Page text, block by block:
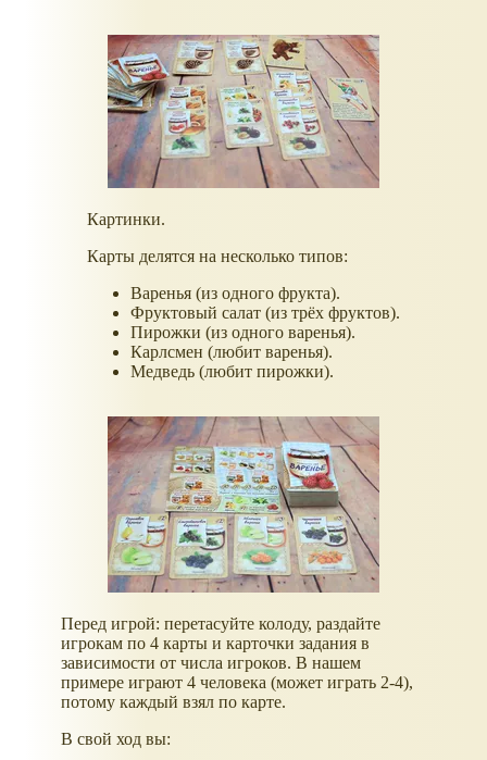
Картинки.
Карты делятся на несколько типов:
Варенья (из одного фрукта).
Фруктовый салат (из трёх фруктов).
Пирожки (из одного варенья).
Карлсмен (любит варенья).
Медведь (любит пирожки).
Перед игрой: перетасуйте колоду, раздайте
игрокам по 4 карты и карточки задания в
зависимости от числа игроков. В нашем
примере играют 4 человека (может играть 2-4),
потому каждый взял по карте.
В свой ход вы: